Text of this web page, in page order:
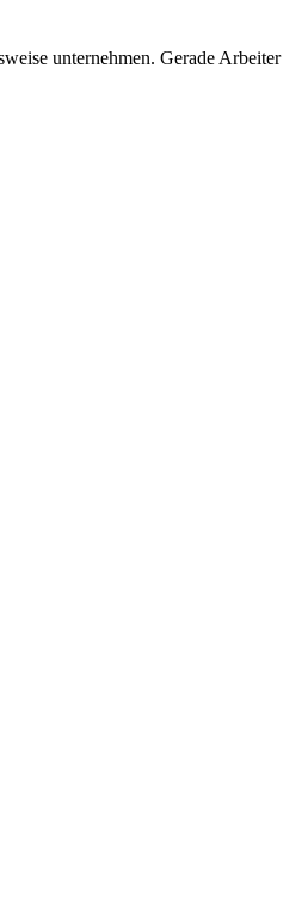
unternehmen. Gerade Arbeiter